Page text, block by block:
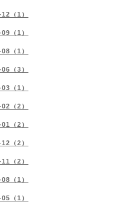
（1）
（1）
（1）
（3）
（1）
（2）
（2）
（2）
（2）
（1）
（1）